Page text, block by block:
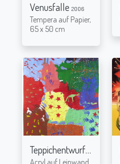
Venusfalle 2006
Tempera auf Papier,
65 x 50 cm
Teppichentwurf2011